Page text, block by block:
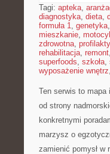
Tagi: apteka,
diagnostyka, dieta,
formuła 1, genetyka,
mieszkanie,
zdrowotna,
rehabilitacja, remont,
superfoods, szkoła,
wyposażenie wnętrz,
Ten serwis to
od strony
konkretnymi
marzysz o
zamienić pomysł w